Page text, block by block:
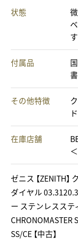
状態
す
付属品
その他特徴
在庫店舗
ゼニス 【ZENITH
ダイヤル
ー ステンレスス
CHRONOMASTER
SS/CE 【中古】